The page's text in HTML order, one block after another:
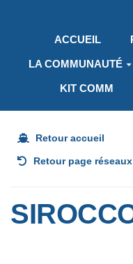
ACCUEIL
LA COMMUNAUTÉ
KIT COMM
Retour accueil
Retour page